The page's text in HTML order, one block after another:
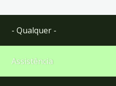
- Qualquer -
Assistência